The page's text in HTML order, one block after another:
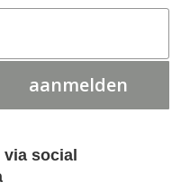
aanmelden
social